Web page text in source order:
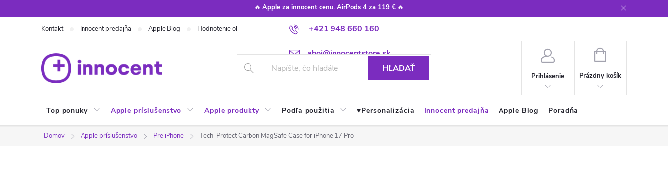
na
🔥 Apple za innocent cenu. AirPods 4 za 119 € 🔥
+421 948 660 160
ahoj@innocentstore.sk
Kontakt Innocent predajňa Apple Blog Hodnotenie obchodu Poradňa Apple návody a tipy
HĽADAŤ
Prihlásenie
NÁKUPNÝ
Prázdny košík
Top ponuky Apple príslušenstvo Apple produkty Podľa použitia ♥︎Personalizácia Innocent predajňa Apple Blog Poradňa
Domov Apple príslušenstvo Pre iPhone Tech-Protect Carbon MagSafe Case for iPhone 17 Pro